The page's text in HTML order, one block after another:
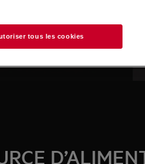
tous les cookies